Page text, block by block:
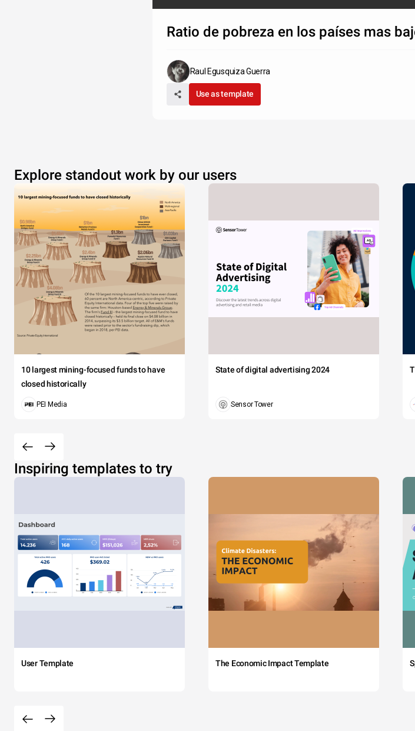
Ratio de pobreza en los países mas
Raul Egusquiza Guerra
Use as template
Explore standout work by our users
10 largest mining-focused funds to have
closed historically
PEI Media
State of digital advertising 2024
Sensor Tower
Inspiring templates to try
User Template The Economic Impact Template